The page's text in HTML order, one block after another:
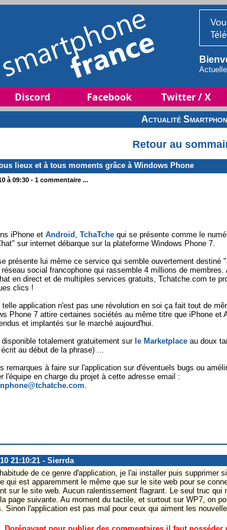
Discord Facebook Twitter / X
Actualité
Retour au
lieux et à tous moments grâce à Windows Phone
à 09:30 - 1 commentaire ...
iPhone et Android TchaTche qui se présente comme le
sur internet débarque sur la plateforme Windows Phone 7.
présente lui même ce service qui semble ouvertement destiné
social francophone qui rassemble 4 millions de membres.
en direct et de multiples services gratuits, Tchatche.com te
clics !
telle application n'est pas une révolution en soi ça fait tout de
Phone 7 attire certaines sociétés au même titre que iPhone et
et implantés sur le marché aujourd'hui.
totalement gratuitement sur le Marketplace au doux
au début de la phrase) ...
remarques à faire sur l'application sur d'éventuels bugs ou
l'équipe en charge du projet à cette adresse email :
21:10:21 - Sierrda
de ce genre d'application, je l'ai installer puis supprimer
qui est apparemment le même que sur le site web pour se
sur le site web. Aucun ralentissement flagrant. Le seul truc
page suivante. Au moment du tactile, et surtout sur WP7, on
Sinon l'application est pas mal pour ceux qui aiment les